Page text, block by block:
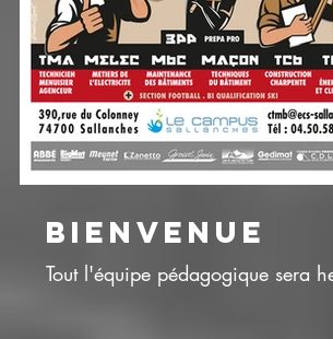
BIENVENUE
Tout l'équipe pédagogique sera